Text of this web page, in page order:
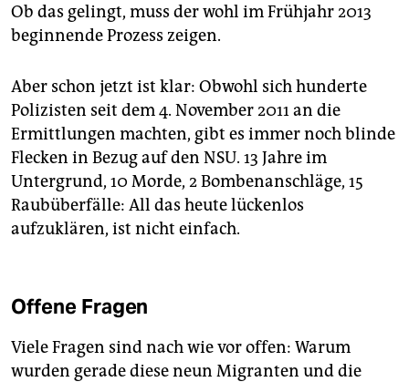
Ob das gelingt, muss der wohl im Frühjahr 2013
beginnende Prozess zeigen.
Aber schon jetzt ist klar: Obwohl sich hunderte
Polizisten seit dem 4. November 2011 an die
Ermittlungen machten, gibt es immer noch blinde
Flecken in Bezug auf den NSU. 13 Jahre im
Untergrund, 10 Morde, 2 Bombenanschläge, 15
Raubüberfälle: All das heute lückenlos
aufzuklären, ist nicht einfach.
Offene Fragen
Viele Fragen sind nach wie vor offen: Warum
wurden gerade diese neun Migranten und die